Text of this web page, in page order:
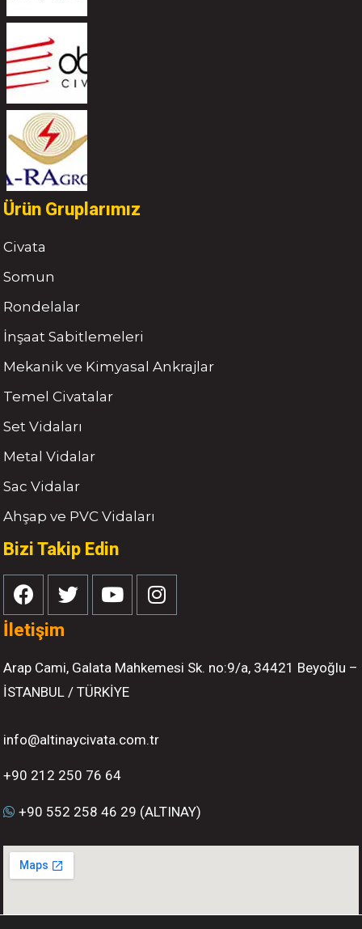
Ürün Gruplarımız
Civata
Somun
Rondelalar
İnşaat Sabitlemeleri
Mekanik ve Kimyasal Ankrajlar
Temel Civatalar
Set Vidaları
Metal Vidalar
Sac Vidalar
Ahşap ve PVC Vidaları
Bizi Takip Edin
İletişim
Arap Cami, Galata Mahkemesi Sk. no:9/a, 34421 Beyoğlu –
İSTANBUL / TÜRKİYE
info@altinaycivata.com.tr
+90 212 250 76 64
+90 552 258 46 29 (ALTINAY)